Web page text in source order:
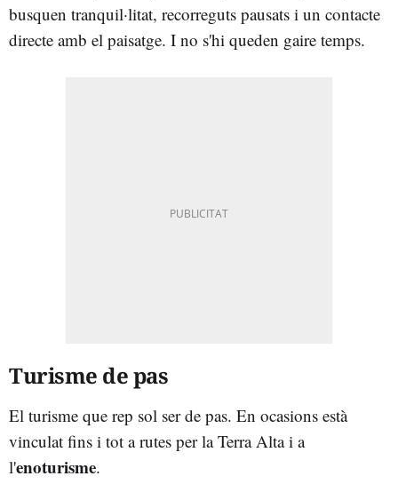
busquen tranquil·litat, recorreguts pausats i un contacte
directe amb el paisatge. I no s'hi queden gaire temps.
Turisme de pas
El turisme que rep sol ser de pas. En ocasions està
vinculat fins i tot a rutes per la Terra Alta i a
l'enoturisme.